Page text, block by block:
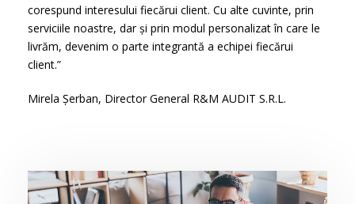
corespund interesului fiecărui client. Cu alte cuvinte, prin
serviciile noastre, dar și prin modul personalizat în care le
livrăm, devenim o parte integrantă a echipei fiecărui
client.”
Mirela Șerban, Director General R&M AUDIT S.R.L.